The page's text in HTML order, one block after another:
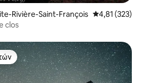
Rivière-Saint-François Μέση
4,81 (323)
clos